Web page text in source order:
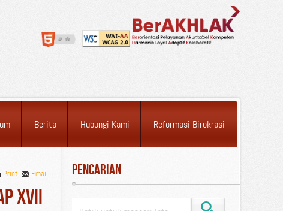
Berita Hubungi Kami Reformasi Birokrasi
Email
Print
XVII
Pencarian